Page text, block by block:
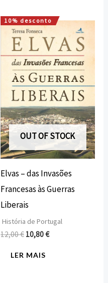
10% desconto
OUT OF STOCK
Elvas – das Invasões
Francesas às Guerras
Liberais
História de Portugal
12,00€
O
preço
original
era:
12,00 €.
10,80€
O
atual
é:
10,80 €.
LER MAIS